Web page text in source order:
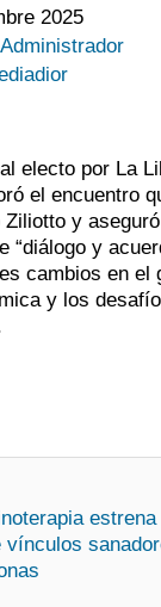
2025
Administrador
electo por La
el encuentro
y
“diálogo y
cambios en el
y los
vínculos